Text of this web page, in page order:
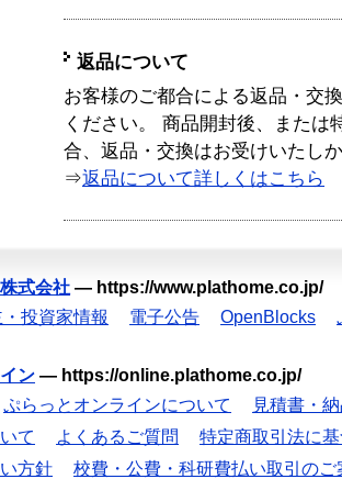
返品について
お客様のご都合による返品・交
ください。 商品開封後、または
合、返品・交換はお受けいたし
⇒返品について詳しくはこちら
式会社 — https://www.plathome.co.jp/
投資家情報 電子公告 OpenBlocks
ン — https://online.plathome.co.jp/
ぷらっとオンラインについて
見積書・
て
よくあるご質問
特定商取引法に
方針
校費・公費・科研費払い取引のご